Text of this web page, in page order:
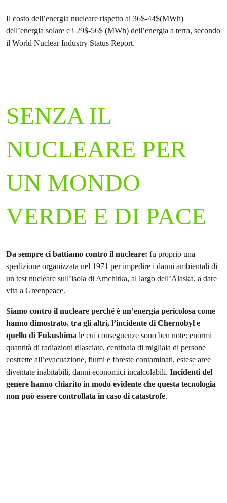
Il costo dell’energia nucleare rispetto ai 36$-44$(MWh)
dell’energia solare e i 29$-56$ (MWh) dell’energia a terra, secondo
il World Nuclear Industry Status Report.
SENZA IL
NUCLEARE PER
UN MONDO
VERDE E DI PACE
Da sempre ci battiamo contro il nucleare: fu proprio una
spedizione organizzata nel 1971 per impedire i danni ambientali di
un test nucleare sull’isola di Amchitka, al largo dell’Alaska, a dare
vita a Greenpeace.
Siamo contro il nucleare perché è un’energia pericolosa come
hanno dimostrato, tra gli altri, l’incidente di Chernobyl e
quello di Fukushima le cui conseguenze sono ben note: enormi
quantità di radiazioni rilasciate, centinaia di migliaia di persone
costrette all’evacuazione, fiumi e foreste contaminati, estese aree
diventate inabitabili, danni economici incalcolabili. Incidenti del
genere hanno chiarito in modo evidente che questa tecnologia
non può essere controllata in caso di catastrofe.